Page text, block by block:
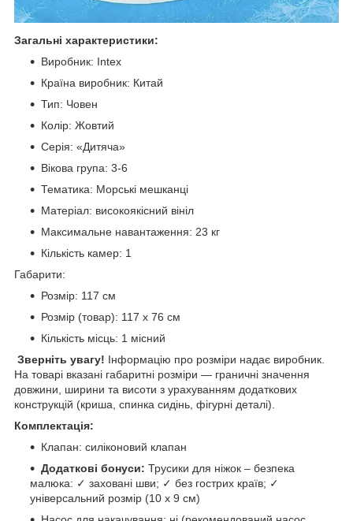
Загальні характеристики:
Виробник: Intex
Країна виробник: Китай
Тип: Човен
Колір: Жовтий
Серія: «Дитяча»
Вікова група: 3-6
Тематика: Морські мешканці
Матеріал: високоякісний вініл
Максимальне навантаження: 23 кг
Кількість камер: 1
Габарити:
Розмір: 117 см
Розмір (товар): 117 х 76 см
Кількість місць: 1 місний
Зверніть увагу! Інформацію про розміри надає виробник.
На товарі вказані габаритні розміри — граничні значення
довжини, ширини та висоти з урахуванням додаткових
конструкцій (криша, спинка сидінь, фігурні деталі).
Комплектація:
Клапан: силіконовий клапан
Додаткові бонуси: Трусики для ніжок – безпека
малюка: ✓ заховані шви; ✓ без гострих країв; ✓
універсальний розмір (10 х 9 см)